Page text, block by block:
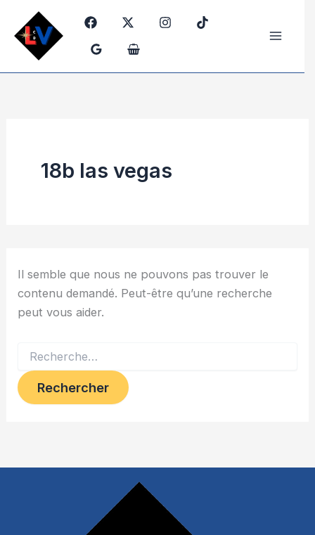
contenu
18b las vegas
Il semble que nous ne pouvons pas trouver le
contenu demandé. Peut-être qu’une recherche
peut vous aider.